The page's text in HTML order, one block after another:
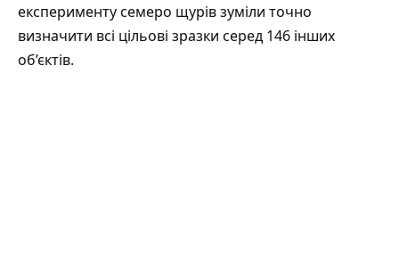
експерименту семеро щурів зуміли точно
визначити всі цільові зразки серед 146 інших
об’єктів.